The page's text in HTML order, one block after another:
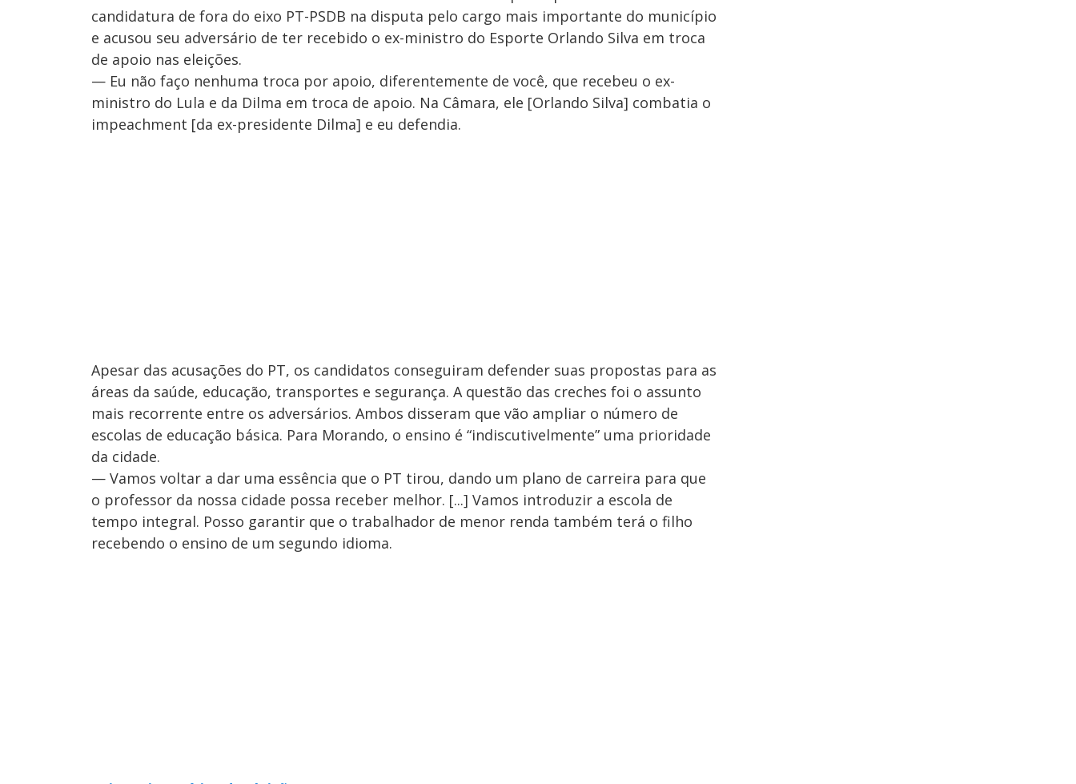
candidatura de fora do eixo PT-PSDB na disputa pelo cargo mais importante do município
e acusou seu adversário de ter recebido o ex-ministro do Esporte Orlando Silva em troca
de apoio nas eleições.
— Eu não faço nenhuma troca por apoio, diferentemente de você, que recebeu o ex-
ministro do Lula e da Dilma em troca de apoio. Na Câmara, ele [Orlando Silva] combatia o
impeachment [da ex-presidente Dilma] e eu defendia.
Apesar das acusações do PT, os candidatos conseguiram defender suas propostas para as
áreas da saúde, educação, transportes e segurança. A questão das creches foi o assunto
mais recorrente entre os adversários. Ambos disseram que vão ampliar o número de
escolas de educação básica. Para Morando, o ensino é “indiscutivelmente” uma prioridade
da cidade.
— Vamos voltar a dar uma essência que o PT tirou, dando um plano de carreira para que
o professor da nossa cidade possa receber melhor. [...] Vamos introduzir a escola de
tempo integral. Posso garantir que o trabalhador de menor renda também terá o filho
recebendo o ensino de um segundo idioma.